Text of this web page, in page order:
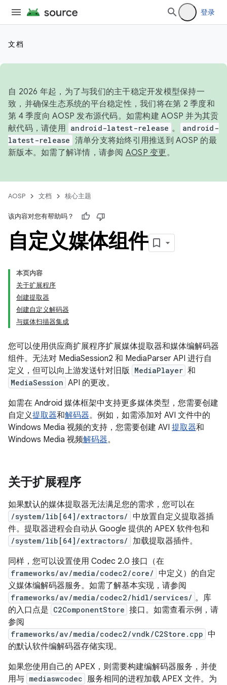
登录
文档
自 2026 年起，为了与我们的主干稳定开发模型保持一
致，并确保生态系统的平台稳定性，我们将在第 2 季度和
第 4 季度向 AOSP 发布源代码。如需构建 AOSP 并为其贡
献代码，请使用 android-latest-release 。
android-
latest-release 清单分支将始终引用推送到 AOSP 的最
新版本。如需了解详情，请参阅 AOSP 变更。
AOSP 文档 核心主题
该内容对您有帮助吗？
自定义媒体组件
本页内容
关于扩展程序
创建提取器
创建自定义解码器
与媒体扫描器集成
您可以使用供应商扩展程序扩展媒体提取器和媒体编解码器
组件。无法对 MediaSession2 和 MediaParser API 进行自
定义，但可以向上游发送针对旧版 MediaPlayer 和
MediaSession API 的更改。
如需在 Android 媒体框架中支持更多媒体类型，您需要创建
自定义提取器和解码器。例如，如需添加对 AVI 文件中的
Windows Media 视频的支持，您需要创建 AVI 提取器和
Windows Media 视频解码器。
关于扩展程序
如果默认的媒体提取器无法满足您的需求，您可以在
/system/lib[64]/extractors/ 中放置自定义提取器插
件。提取器进程会自动从 Google 提供的 APEX 软件包和
/system/lib[64]/extractors/ 加载提取器插件。
同样，您可以设置使用 Codec 2.0 接口（在
frameworks/av/media/codec2/core/ 中定义）的自定
义媒体编解码器服务。如需了解基本实现，请参阅
frameworks/av/media/codec2/hidl/services/ 。库
的入口点是 C2ComponentStore 接口。如需查看示例，请
参阅
frameworks/av/media/codec2/vndk/C2Store.cpp 中
的默认软件编解码器存储实现。
如果您使用自己的 APEX，则需要构建编解码器服务，并使
用与 mediaswcodec 服务相同的进程加载 APEX 文件。为